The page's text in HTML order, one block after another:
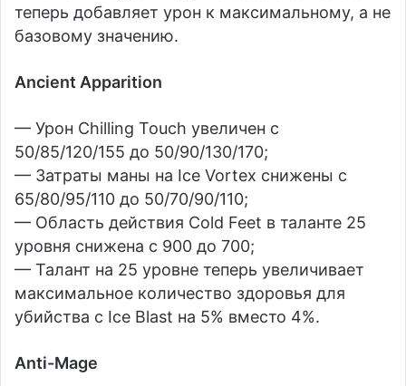
теперь добавляет урон к максимальному, а не
базовому значению.
Ancient Apparition
— Урон Chilling Touch увеличен с
50/85/120/155 до 50/90/130/170;
— Затраты маны на Ice Vortex снижены с
65/80/95/110 до 50/70/90/110;
— Область действия Cold Feet в таланте 25
уровня снижена с 900 до 700;
— Талант на 25 уровне теперь увеличивает
максимальное количество здоровья для
убийства с Ice Blast на 5% вместо 4%.
Anti-Mage